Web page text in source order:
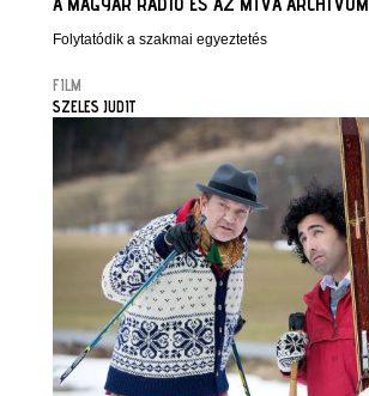
Folytatódik a szakmai egyeztetés
FILM
SZELES JUDIT